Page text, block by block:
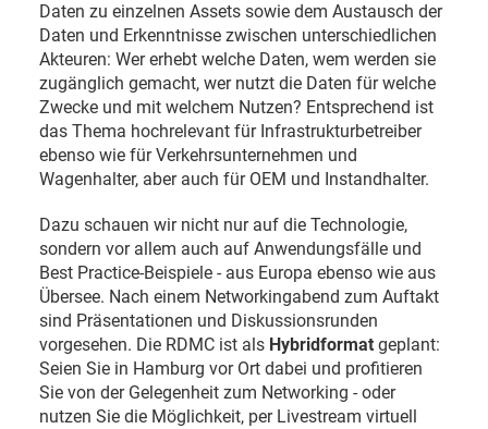
Daten zu einzelnen Assets sowie dem Austausch der
Daten und Erkenntnisse zwischen unterschiedlichen
Akteuren: Wer erhebt welche Daten, wem werden sie
zugänglich gemacht, wer nutzt die Daten für welche
Zwecke und mit welchem Nutzen? Entsprechend ist
das Thema hochrelevant für Infrastrukturbetreiber
ebenso wie für Verkehrsunternehmen und
Wagenhalter, aber auch für OEM und Instandhalter.
Dazu schauen wir nicht nur auf die Technologie,
sondern vor allem auch auf Anwendungsfälle und
Best Practice-Beispiele - aus Europa ebenso wie aus
Übersee. Nach einem Networkingabend zum Auftakt
sind Präsentationen und Diskussionsrunden
vorgesehen. Die RDMC ist als Hybridformat geplant:
Seien Sie in Hamburg vor Ort dabei und profitieren
Sie von der Gelegenheit zum Networking - oder
nutzen Sie die Möglichkeit, per Livestream virtuell